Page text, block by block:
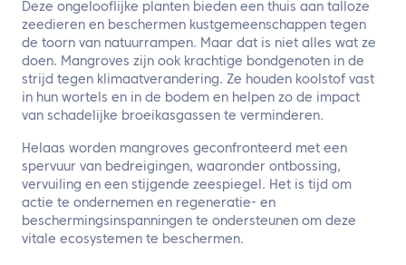
Deze ongelooflijke planten bieden een thuis aan talloze
zeedieren en beschermen kustgemeenschappen tegen
de toorn van natuurrampen. Maar dat is niet alles wat ze
doen. Mangroves zijn ook krachtige bondgenoten in de
strijd tegen klimaatverandering. Ze houden koolstof vast
in hun wortels en in de bodem en helpen zo de impact
van schadelijke broeikasgassen te verminderen.
Helaas worden mangroves geconfronteerd met een
spervuur van bedreigingen, waaronder ontbossing,
vervuiling en een stijgende zeespiegel. Het is tijd om
actie te ondernemen en regeneratie- en
beschermingsinspanningen te ondersteunen om deze
vitale ecosystemen te beschermen.